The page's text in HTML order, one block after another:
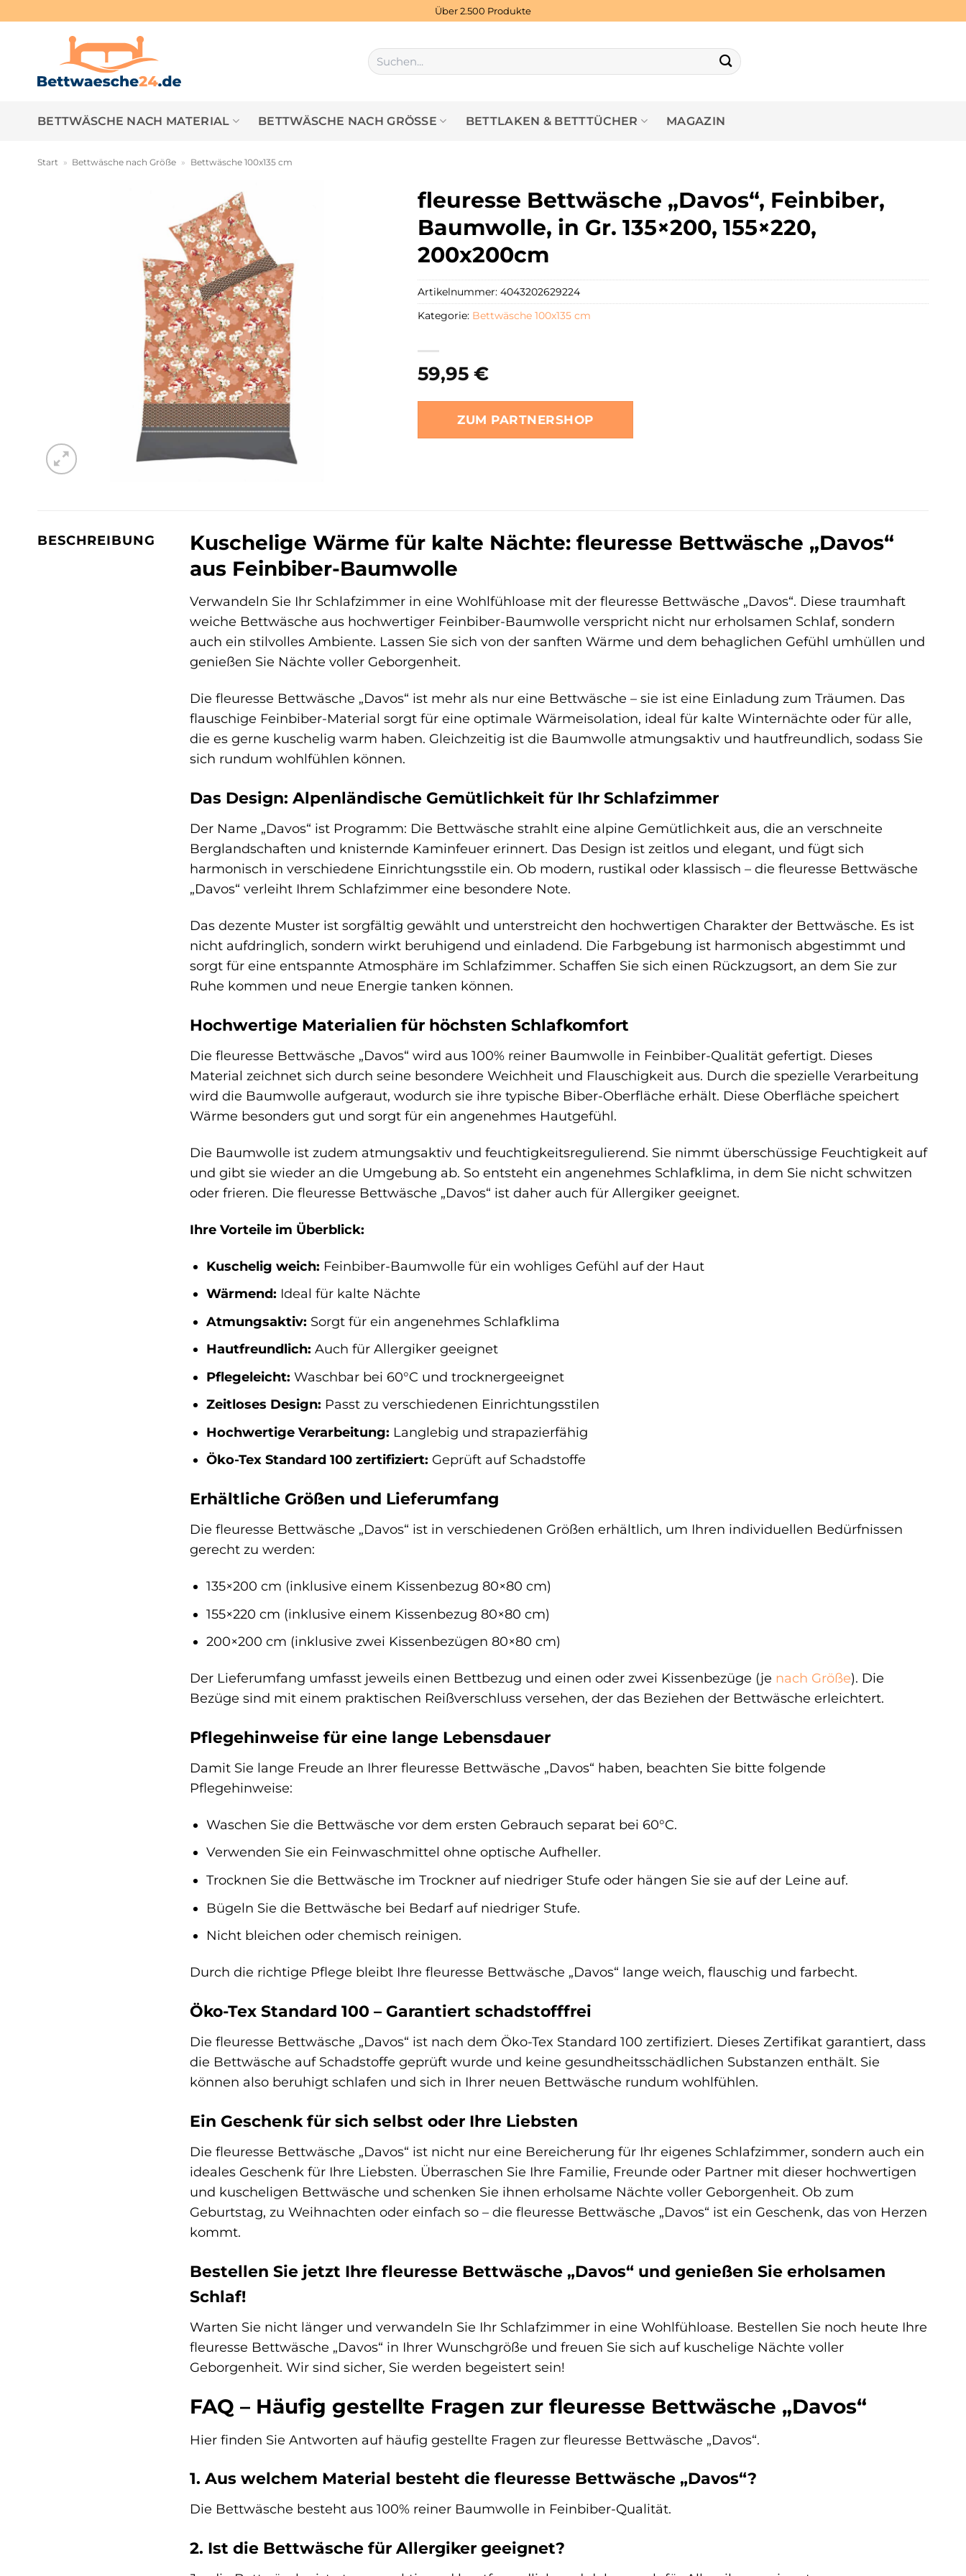
Über 2.500 Produkte
Suchen
nach:
BETTWÄSCHE NACH MATERIAL BETTWÄSCHE NACH GRÖSSE BETTLAKEN & BETTTÜCHER MAGAZIN
Start » Bettwäsche nach Größe » Bettwäsche 100x135 cm
fleuresse Bettwäsche „Davos“, Feinbiber,
Baumwolle, in Gr. 135×200, 155×220,
200x200cm
59,95€
ZUM PARTNERSHOP
Artikelnummer:4043202629224
Kategorie: Bettwäsche 100x135 cm
BESCHREIBUNG
Kuschelige Wärme für kalte Nächte: fleuresse Bettwäsche „Davos“
aus Feinbiber-Baumwolle
Verwandeln Sie Ihr Schlafzimmer in eine Wohlfühloase mit der fleuresse Bettwäsche „Davos“. Diese traumhaft
weiche Bettwäsche aus hochwertiger Feinbiber-Baumwolle verspricht nicht nur erholsamen Schlaf, sondern
auch ein stilvolles Ambiente. Lassen Sie sich von der sanften Wärme und dem behaglichen Gefühl umhüllen und
genießen Sie Nächte voller Geborgenheit.
Die fleuresse Bettwäsche „Davos“ ist mehr als nur eine Bettwäsche – sie ist eine Einladung zum Träumen. Das
flauschige Feinbiber-Material sorgt für eine optimale Wärmeisolation, ideal für kalte Winternächte oder für alle,
die es gerne kuschelig warm haben. Gleichzeitig ist die Baumwolle atmungsaktiv und hautfreundlich, sodass Sie
sich rundum wohlfühlen können.
Das Design: Alpenländische Gemütlichkeit für Ihr Schlafzimmer
Der Name „Davos“ ist Programm: Die Bettwäsche strahlt eine alpine Gemütlichkeit aus, die an verschneite
Berglandschaften und knisternde Kaminfeuer erinnert. Das Design ist zeitlos und elegant, und fügt sich
harmonisch in verschiedene Einrichtungsstile ein. Ob modern, rustikal oder klassisch – die fleuresse Bettwäsche
„Davos“ verleiht Ihrem Schlafzimmer eine besondere Note.
Das dezente Muster ist sorgfältig gewählt und unterstreicht den hochwertigen Charakter der Bettwäsche. Es ist
nicht aufdringlich, sondern wirkt beruhigend und einladend. Die Farbgebung ist harmonisch abgestimmt und
sorgt für eine entspannte Atmosphäre im Schlafzimmer. Schaffen Sie sich einen Rückzugsort, an dem Sie zur
Ruhe kommen und neue Energie tanken können.
Hochwertige Materialien für höchsten Schlafkomfort
Die fleuresse Bettwäsche „Davos“ wird aus 100% reiner Baumwolle in Feinbiber-Qualität gefertigt. Dieses
Material zeichnet sich durch seine besondere Weichheit und Flauschigkeit aus. Durch die spezielle Verarbeitung
wird die Baumwolle aufgeraut, wodurch sie ihre typische Biber-Oberfläche erhält. Diese Oberfläche speichert
Wärme besonders gut und sorgt für ein angenehmes Hautgefühl.
Die Baumwolle ist zudem atmungsaktiv und feuchtigkeitsregulierend. Sie nimmt überschüssige Feuchtigkeit auf
und gibt sie wieder an die Umgebung ab. So entsteht ein angenehmes Schlafklima, in dem Sie nicht schwitzen
oder frieren. Die fleuresse Bettwäsche „Davos“ ist daher auch für Allergiker geeignet.
Ihre Vorteile im Überblick:
Kuschelig weich: Feinbiber-Baumwolle für ein wohliges Gefühl auf der Haut
Wärmend: Ideal für kalte Nächte
Atmungsaktiv: Sorgt für ein angenehmes Schlafklima
Hautfreundlich: Auch für Allergiker geeignet
Pflegeleicht: Waschbar bei 60°C und trocknergeeignet
Zeitloses Design: Passt zu verschiedenen Einrichtungsstilen
Hochwertige Verarbeitung: Langlebig und strapazierfähig
Öko-Tex Standard 100 zertifiziert: Geprüft auf Schadstoffe
Erhältliche Größen und Lieferumfang
Die fleuresse Bettwäsche „Davos“ ist in verschiedenen Größen erhältlich, um Ihren individuellen Bedürfnissen
gerecht zu werden:
135×200 cm (inklusive einem Kissenbezug 80×80 cm)
155×220 cm (inklusive einem Kissenbezug 80×80 cm)
200×200 cm (inklusive zwei Kissenbezügen 80×80 cm)
Der Lieferumfang umfasst jeweils einen Bettbezug und einen oder zwei Kissenbezüge (je nach Größe). Die
Bezüge sind mit einem praktischen Reißverschluss versehen, der das Beziehen der Bettwäsche erleichtert.
Pflegehinweise für eine lange Lebensdauer
Damit Sie lange Freude an Ihrer fleuresse Bettwäsche „Davos“ haben, beachten Sie bitte folgende
Pflegehinweise:
Waschen Sie die Bettwäsche vor dem ersten Gebrauch separat bei 60°C.
Verwenden Sie ein Feinwaschmittel ohne optische Aufheller.
Trocknen Sie die Bettwäsche im Trockner auf niedriger Stufe oder hängen Sie sie auf der Leine auf.
Bügeln Sie die Bettwäsche bei Bedarf auf niedriger Stufe.
Nicht bleichen oder chemisch reinigen.
Durch die richtige Pflege bleibt Ihre fleuresse Bettwäsche „Davos“ lange weich, flauschig und farbecht.
Öko-Tex Standard 100 – Garantiert schadstofffrei
Die fleuresse Bettwäsche „Davos“ ist nach dem Öko-Tex Standard 100 zertifiziert. Dieses Zertifikat garantiert, dass
die Bettwäsche auf Schadstoffe geprüft wurde und keine gesundheitsschädlichen Substanzen enthält. Sie
können also beruhigt schlafen und sich in Ihrer neuen Bettwäsche rundum wohlfühlen.
Ein Geschenk für sich selbst oder Ihre Liebsten
Die fleuresse Bettwäsche „Davos“ ist nicht nur eine Bereicherung für Ihr eigenes Schlafzimmer, sondern auch ein
ideales Geschenk für Ihre Liebsten. Überraschen Sie Ihre Familie, Freunde oder Partner mit dieser hochwertigen
und kuscheligen Bettwäsche und schenken Sie ihnen erholsame Nächte voller Geborgenheit. Ob zum
Geburtstag, zu Weihnachten oder einfach so – die fleuresse Bettwäsche „Davos“ ist ein Geschenk, das von Herzen
kommt.
Bestellen Sie jetzt Ihre fleuresse Bettwäsche „Davos“ und genießen Sie erholsamen
Schlaf!
Warten Sie nicht länger und verwandeln Sie Ihr Schlafzimmer in eine Wohlfühloase. Bestellen Sie noch heute Ihre
fleuresse Bettwäsche „Davos“ in Ihrer Wunschgröße und freuen Sie sich auf kuschelige Nächte voller
Geborgenheit. Wir sind sicher, Sie werden begeistert sein!
FAQ – Häufig gestellte Fragen zur fleuresse Bettwäsche „Davos“
Hier finden Sie Antworten auf häufig gestellte Fragen zur fleuresse Bettwäsche „Davos“.
1. Aus welchem Material besteht die fleuresse Bettwäsche „Davos“?
Die Bettwäsche besteht aus 100% reiner Baumwolle in Feinbiber-Qualität.
2. Ist die Bettwäsche für Allergiker geeignet?